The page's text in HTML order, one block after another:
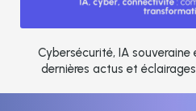
Cybersécurité, IA souveraine
dernières actus et